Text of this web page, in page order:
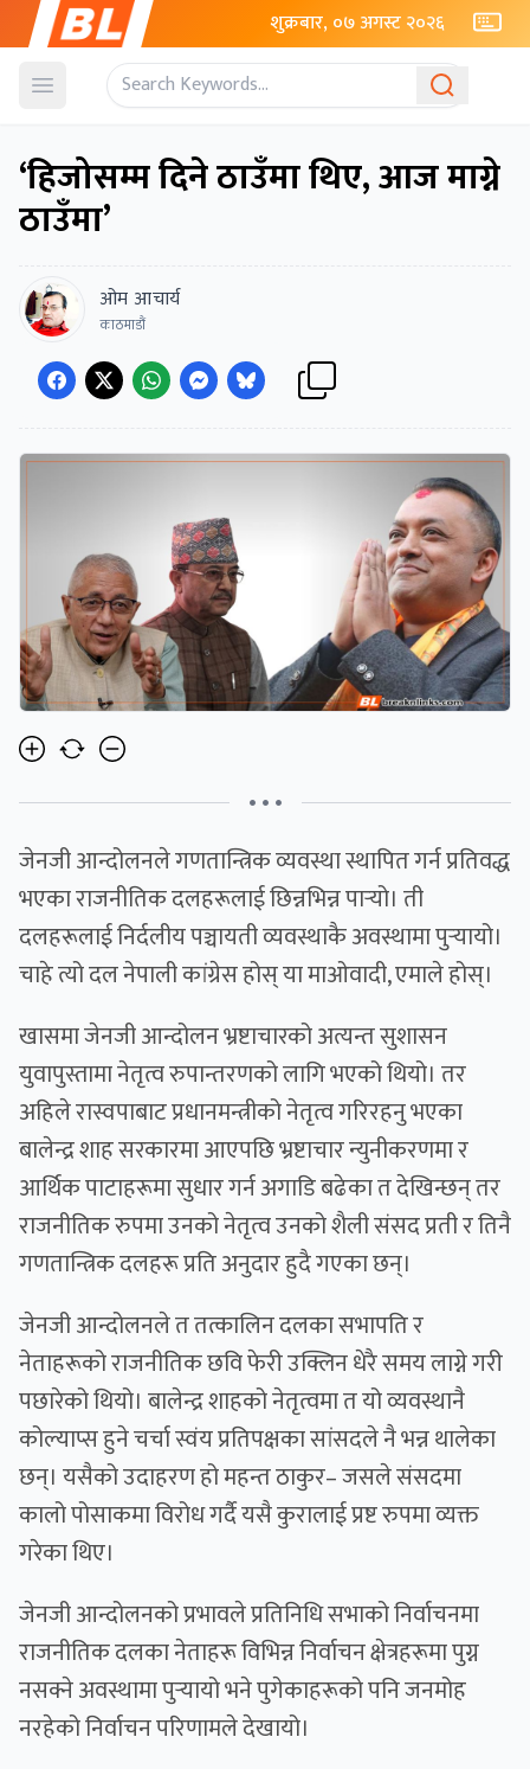
शुक्रबार, ०७ अगस्ट २०२६
Open menu
‘हिजोसम्म दिने ठाउँमा थिए, आज माग्ने
ठाउँमा’
ओम आचार्य
काठमाडौं
• • •
जेनजी आन्दोलनले गणतान्त्रिक व्यवस्था स्थापित गर्न प्रतिवद्ध
भएका राजनीतिक दलहरूलाई छिन्नभिन्न पार्‍यो। ती
दलहरूलाई निर्दलीय पञ्चायती व्यवस्थाकै अवस्थामा पुर्‍यायो।
चाहे त्यो दल नेपाली कांग्रेस होस् या माओवादी, एमाले होस्।
खासमा जेनजी आन्दोलन भ्रष्टाचारको अत्यन्त सुशासन
युवापुस्तामा नेतृत्व रुपान्तरणको लागि भएको थियो। तर
अहिले रास्वपाबाट प्रधानमन्त्रीको नेतृत्व गरिरहनु भएका
बालेन्द्र शाह सरकारमा आएपछि भ्रष्टाचार न्युनीकरणमा र
आर्थिक पाटाहरूमा सुधार गर्न अगाडि बढेका त देखिन्छन् तर
राजनीतिक रुपमा उनको नेतृत्व उनको शैली संसद प्रती र तिनै
गणतान्त्रिक दलहरू प्रति अनुदार हुदै गएका छन्।
जेनजी आन्दोलनले त तत्कालिन दलका सभापति र
नेताहरूको राजनीतिक छवि फेरी उक्लिन धेरै समय लाग्ने गरी
पछारेको थियो। बालेन्द्र शाहको नेतृत्वमा त यो व्यवस्थानै
कोल्याप्स हुने चर्चा स्वंय प्रतिपक्षका सांसदले नै भन्न थालेका
छन्। यसैको उदाहरण हो महन्त ठाकुर– जसले संसदमा
कालो पोसाकमा विरोध गर्दै यसै कुरालाई प्रष्ट रुपमा व्यक्त
गरेका थिए।
जेनजी आन्दोलनको प्रभावले प्रतिनिधि सभाको निर्वाचनमा
राजनीतिक दलका नेताहरू विभिन्न निर्वाचन क्षेत्रहरूमा पुग्न
नसक्ने अवस्थामा पुर्‍यायो भने पुगेकाहरूको पनि जनमोह
नरहेको निर्वाचन परिणामले देखायो।